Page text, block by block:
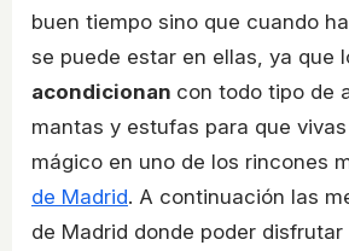
buen tiempo sino que cuando
se puede estar en ellas, ya que
acondicionan con todo tipo de
mantas y estufas para que
mágico en uno de los rincones
de Madrid. A continuación las
de Madrid donde poder